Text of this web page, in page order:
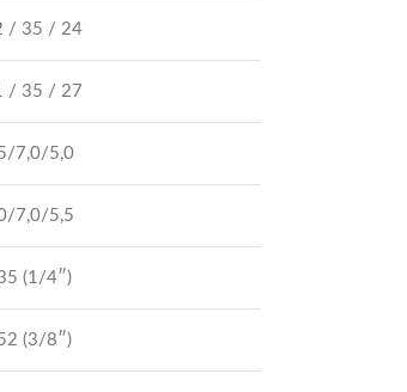
/ 35 / 24
/ 35 / 27
7,0/5,0
7,0/5,5
(1/4″)
(3/8″)